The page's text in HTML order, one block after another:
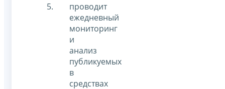
проводит
ежедневный
мониторинг
и
анализ
публикуемых
в
средствах